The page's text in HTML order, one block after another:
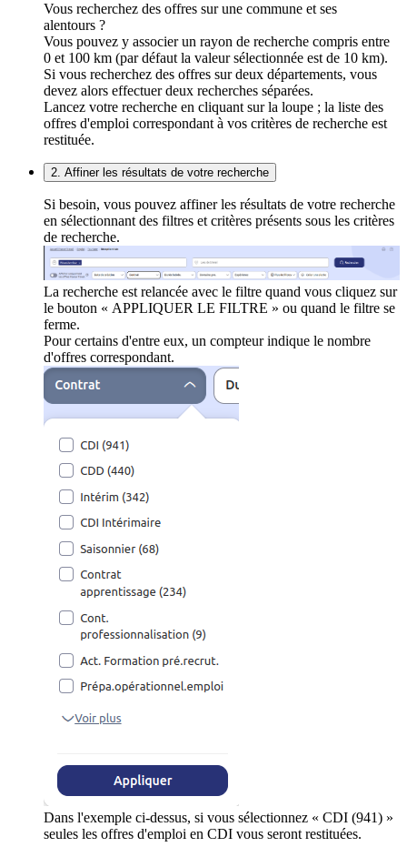
Vous recherchez des offres sur une commune et ses
alentours ?
Vous pouvez y associer un rayon de recherche compris entre
0 et 100 km (par défaut la valeur sélectionnée est de 10 km).
Si vous recherchez des offres sur deux départements, vous
devez alors effectuer deux recherches séparées.
Lancez votre recherche en cliquant sur la loupe ; la liste des
offres d'emploi correspondant à vos critères de recherche est
restituée.
2. Affiner les résultats de votre recherche
Si besoin, vous pouvez affiner les résultats de votre recherche
en sélectionnant des filtres et critères présents sous les critères
de recherche.
La recherche est relancée avec le filtre quand vous cliquez sur
le bouton « APPLIQUER LE FILTRE » ou quand le filtre se
ferme.
Pour certains d'entre eux, un compteur indique le nombre
d'offres correspondant.
Dans l'exemple ci-dessus, si vous sélectionnez « CDI (941) »
seules les offres d'emploi en CDI vous seront restituées.